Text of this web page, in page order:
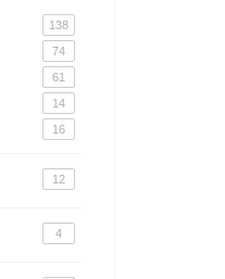
138
74
61
14
16
12
4